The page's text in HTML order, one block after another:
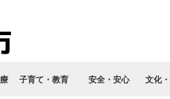
子育て・教育 安全・安心 文化